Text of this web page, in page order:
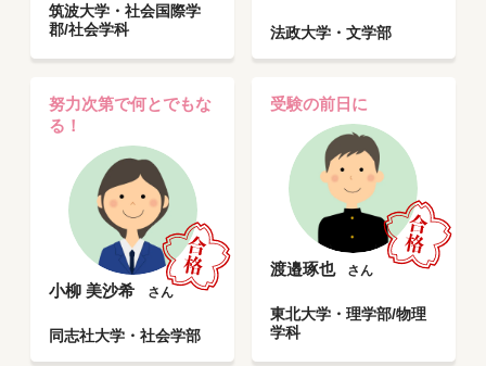
筑波大学・社会国際学
郡/社会学科
法政大学・文学部
努力次第で何とでもな
る！
小柳 美沙希 さん
同志社大学・社会学部
受験の前日に
渡邉琢也 さん
東北大学・理学部/物理
学科